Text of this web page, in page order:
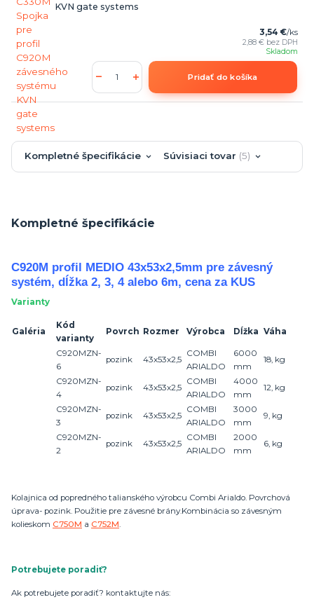
KVN gate systems
3,54 €/ks
2,88 € bez DPH
Skladom
Pridať do košíka
Kompletné špecifikácie Súvisiaci tovar 5
Kompletné špecifikácie
C920M profil MEDIO 43x53x2,5mm pre závesný
systém, dĺžka 2, 3, 4 alebo 6m, cena za KUS
Varianty
Galéria
Kód
varianty
Povrch Rozmer Výrobca Dĺžka Váha
C920MZN-
6
pozink 43x53x2,5
COMBI
ARIALDO
6000
mm
18, kg
C920MZN-
4
pozink 43x53x2,5
COMBI
ARIALDO
4000
mm
12, kg
C920MZN-
3
pozink 43x53x2,5
COMBI
ARIALDO
3000
mm
9, kg
C920MZN-
2
pozink 43x53x2,5
COMBI
ARIALDO
2000
mm
6, kg
Kolajnica od popredného talianského výrobcu Combi Arialdo. Povrchová
úprava- pozink. Použitie pre závesné brány.Kombinácia so závesným
kolieskom C750M a C752M.
Potrebujete poradiť?
Ak potrebujete poradiť? kontaktujte nás: